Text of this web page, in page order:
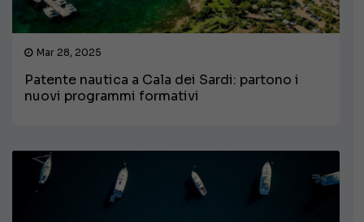
Mar 28, 2025
Patente nautica a Cala dei Sardi: partono i
nuovi programmi formativi